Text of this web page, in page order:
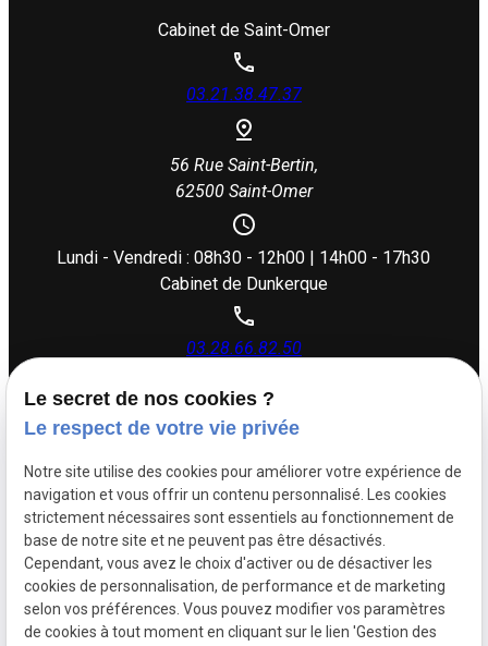
Cabinet de Saint-Omer
03.21.38.47.37
56 Rue Saint-Bertin,
62500 Saint-Omer
Lundi - Vendredi : 08h30 - 12h00 | 14h00 - 17h30
Cabinet de Dunkerque
03.28.66.82.50
26 rue Dupouy,
59140 Dunkerque
Lundi - Vendredi : 08h30 - 12h00 | 14h00 - 17h30
Mentions légales
Siret :88505383500017
Le secret de nos cookies ?
Le respect de votre vie privée
Notre site utilise des cookies pour améliorer votre expérience de
navigation et vous offrir un contenu personnalisé. Les cookies
strictement nécessaires sont essentiels au fonctionnement de
base de notre site et ne peuvent pas être désactivés.
Cependant, vous avez le choix d'activer ou de désactiver les
cookies de personnalisation, de performance et de marketing
selon vos préférences. Vous pouvez modifier vos paramètres
de cookies à tout moment en cliquant sur le lien 'Gestion des